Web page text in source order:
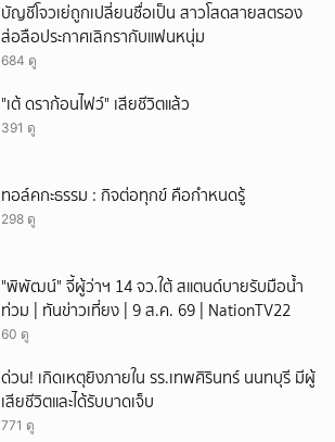
บัญชีโจวเย่ถูกเปลี่ยนชื่อเป็น สาวโสดสายสตรอง
ส่อลือประกาศเลิกรากับแฟนหนุ่ม
684 ดู
"เต้ ดราก้อนไฟว์" เสียชีวิตแล้ว
391 ดู
ทอล์คกะธรรม : กิจต่อทุกข์ คือกำหนดรู้
298 ดู
"พิพัฒน์" จี้ผู้ว่าฯ 14 จว.ใต้ สแตนด์บายรับมือน้ำ
ท่วม | ทันข่าวเที่ยง | 9 ส.ค. 69 | NationTV22
60 ดู
ด่วน! เกิดเหตุยิงภายใน รร.เทพศิรินทร์ นนทบุรี มีผู้
เสียชีวิตและได้รับบาดเจ็บ
771 ดู